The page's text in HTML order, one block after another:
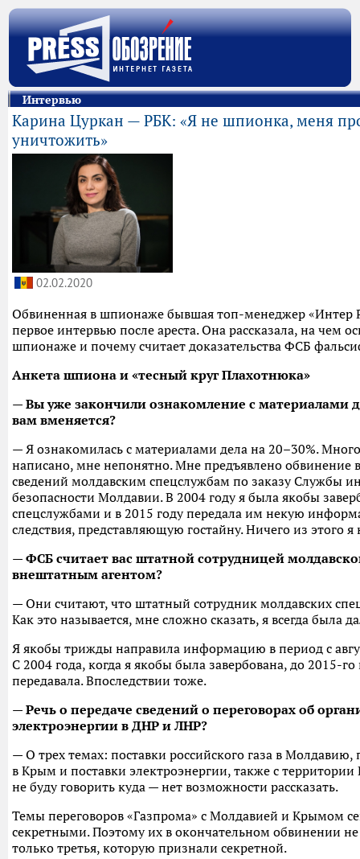
Интервью
Карина Цуркан — РБК: «Я не шпионка, меня
уничтожить»
02.02.2020
Обвиненная в шпионаже бывшая топ-менеджер «Интер
первое интервью после ареста. Она рассказала, на чем
шпионаже и почему считает доказательства ФСБ
Анкета шпиона и «тесный круг Плахотнюка»
— Вы уже закончили ознакомление с материалами
вам вменяется?
— Я ознакомилась с материалами дела на 20–30%.
написано, мне непонятно. Мне предъявлено обвинение
сведений молдавским спецслужбам по заказу Службы
безопасности Молдавии. В 2004 году я была якобы
спецслужбами и в 2015 году передала им некую
следствия, представляющую гостайну. Ничего из этого я
— ФСБ считает вас штатной сотрудницей
внештатным агентом?
— Они считают, что штатный сотрудник молдавских
Как это называется, мне сложно сказать, я всегда была
Я якобы трижды направила информацию в период с
С 2004 года, когда я якобы была завербована, до 2015-
передавала. Впоследствии тоже.
— Речь о передаче сведений о переговорах об
электроэнергии в ДНР и ЛНР?
— О трех темах: поставки российского газа в Молдавию,
в Крым и поставки электроэнергии, также с
не буду говорить куда — нет возможности рассказать.
Темы переговоров «Газпрома» с Молдавией и Крымом
секретными. Поэтому их в окончательном обвинении не
только третья, которую признали секретной.